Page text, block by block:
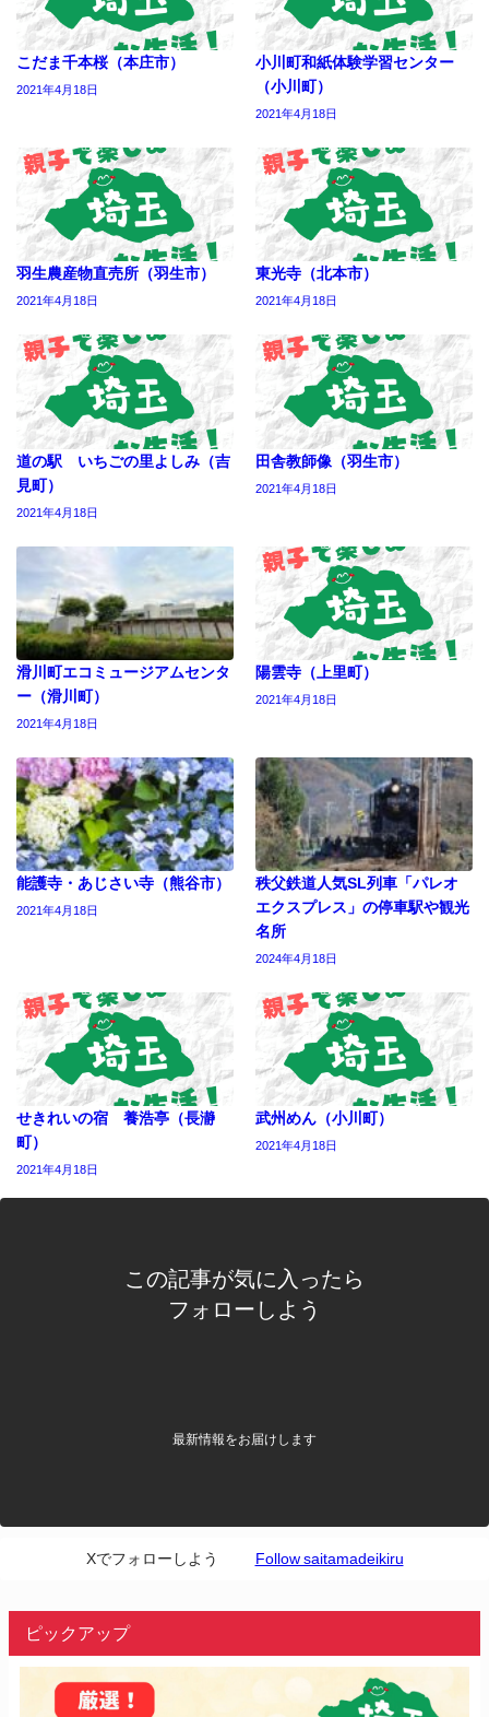
こだま千本桜（本庄市）
2021年4月18日
小川町和紙体験学習センター
（小川町）
2021年4月18日
羽生農産物直売所（羽生市）
2021年4月18日
東光寺（北本市）
2021年4月18日
道の駅 いちごの里よしみ（吉
見町）
2021年4月18日
田舎教師像（羽生市）
2021年4月18日
滑川町エコミュージアムセンタ
ー（滑川町）
2021年4月18日
陽雲寺（上里町）
2021年4月18日
能護寺・あじさい寺（熊谷市）
2021年4月18日
秩父鉄道人気SL列車「パレオ
エクスプレス」の停車駅や観光
名所
2024年4月18日
せきれいの宿 養浩亭（長瀞
町）
2021年4月18日
武州めん（小川町）
2021年4月18日
この記事が気に入ったら
フォローしよう
最新情報をお届けします
Xでフォローしよう Follow saitamadeikiru
ピックアップ